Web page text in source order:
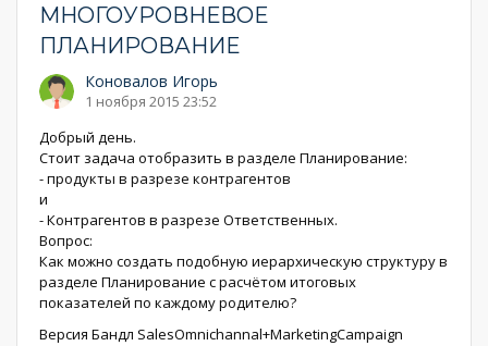
МНОГОУРОВНЕВОЕ
ПЛАНИРОВАНИЕ
Коновалов Игорь
1 ноября 2015 23:52
Добрый день.
Стоит задача отобразить в разделе Планирование:
- продукты в разрезе контрагентов
и
- Контрагентов в разрезе Ответственных.
Вопрос:
Как можно создать подобную иерархическую структуру в
разделе Планирование с расчётом итоговых
показателей по каждому родителю?
Версия Бандл SalesOmnichannal+MarketingCampaign